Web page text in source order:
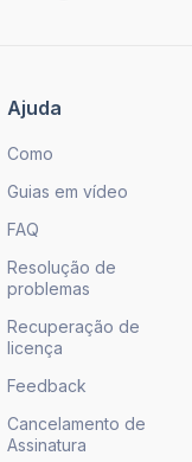
Ajuda
Como
Guias em vídeo
FAQ
Resolução de
problemas
Recuperação de
licença
Feedback
Cancelamento de
Assinatura